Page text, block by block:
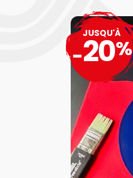
JUSQU'À
-20%